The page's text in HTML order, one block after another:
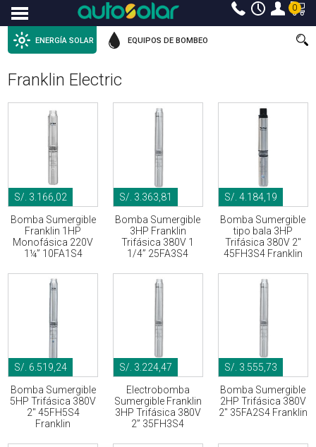
Menu 0
ENERGÍA SOLAR EQUIPOS DE BOMBEO
Franklin Electric
S/. 3.166,02
Bomba Sumergible
Franklin 1HP
Monofásica 220V
1¼” 10FA1S4
S/. 3.363,81
Bomba Sumergible
3HP Franklin
Trifásica 380V 1
1/4” 25FA3S4
S/. 4.184,19
Bomba Sumergible
tipo bala 3HP
Trifásica 380V 2"
45FH3S4 Franklin
S/. 6.519,24
Bomba Sumergible
5HP Trifásica 380V
2" 45FH5S4
Franklin
S/. 3.224,47
Electrobomba
Sumergible Franklin
3HP Trifásica 380V
2” 35FH3S4
S/. 3.555,73
Bomba Sumergible
2HP Trifásica 380V
2" 35FA2S4 Franklin